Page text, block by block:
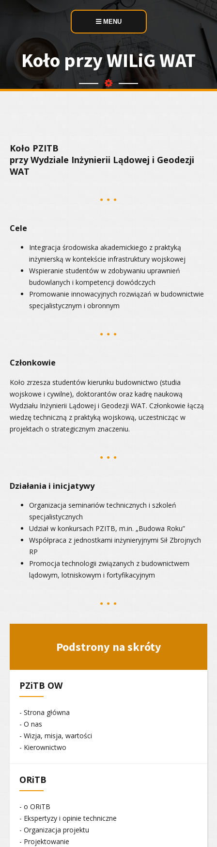
MENU
Koło przy WILiG WAT
Koło PZITB
przy Wydziale Inżynierii Lądowej i Geodezji
WAT
Cele
Integracja środowiska akademickiego z praktyką
inżynierską w kontekście infrastruktury wojskowej
Wspieranie studentów w zdobywaniu uprawnień
budowlanych i kompetencji dowódczych
Promowanie innowacyjnych rozwiązań w budownictwie
specjalistycznym i obronnym
Członkowie
Koło zrzesza studentów kierunku budownictwo (studia
wojskowe i cywilne), doktorantów oraz kadrę naukową
Wydziału Inżynierii Lądowej i Geodezji WAT. Członkowie łączą
wiedzę techniczną z praktyką wojskową, uczestnicząc w
projektach o strategicznym znaczeniu.
Działania i inicjatywy
Organizacja seminariów technicznych i szkoleń
specjalistycznych
Udział w konkursach PZITB, m.in. „Budowa Roku”
Współpraca z jednostkami inżynieryjnymi Sił Zbrojnych
RP
Promocja technologii związanych z budownictwem
lądowym, lotniskowym i fortyfikacyjnym
Podstrony na skróty
PZiTB OW
- Strona główna
- O nas
- Wizja, misja, wartości
- Kierownictwo
ORiTB
- o ORiTB
- Ekspertyzy i opinie techniczne
- Organizacja projektu
- Projektowanie